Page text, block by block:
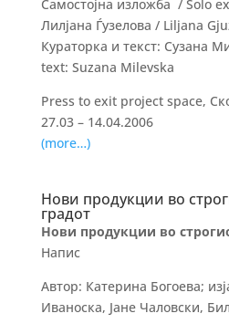
Самостојна изложба / Solo
Лилјана Ѓузелова / Liljana
Кураторка и текст: Сузана
text: Suzana Milevska
Press to exit project space,
27.03 – 14.04.2006
(more…)
Нови продукции во
градот
Нови продукции во
Напис
Автор: Катерина Богоева;
Иваноска, Јане Чаловски,